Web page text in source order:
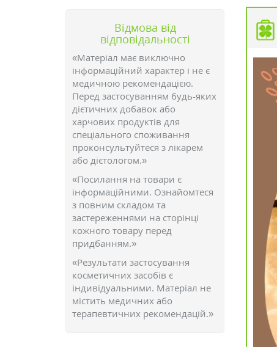
Відмова від
відповідальності
«Матеріал має виключно
інформаційний характер і не є
медичною рекомендацією.
Перед застосуванням будь-яких
дієтичних добавок або
харчових продуктів для
спеціального споживання
проконсультуйтеся з лікарем
або дієтологом.»
«Посилання на товари є
інформаційними. Ознайомтеся
з повним складом та
застереженнями на сторінці
кожного товару перед
придбанням.»
«Результати застосування
косметичних засобів є
індивідуальними. Матеріал не
містить медичних або
терапевтичних рекомендацій.»